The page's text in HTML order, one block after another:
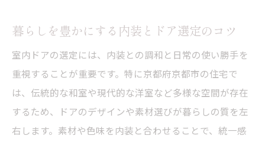
暮らしを豊かにする内装とドア選定のコツ
室内ドアの選定には、内装との調和と日常の使い勝手を
重視することが重要です。特に京都府京都市の住宅で
は、伝統的な和室や現代的な洋室など多様な空間が存在
するため、ドアのデザインや素材選びが暮らしの質を左
右します。素材や色味を内装と合わせることで、統一感